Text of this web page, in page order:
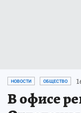
НОВОСТИ ОБЩЕСТВО
В офисе